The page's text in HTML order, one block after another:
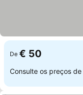
De € 50
Consulte os preços de